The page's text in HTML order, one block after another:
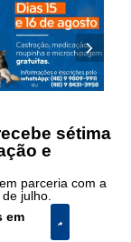
sétima
e
parceria com a
julho.
em